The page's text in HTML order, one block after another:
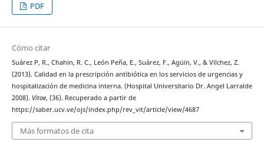
PDF
Cómo citar
Suárez P, R., Chahin, R. C., León Peña, E., Suárez, F., Agüin, V., & Vilchez, Z.
(2013). Calidad en la prescripción antibiótica en los servicios de urgencias y
hospitalización de medicina interna. (Hospital Universitario Dr. Angel Larralde
2008). Vitae, (36). Recuperado a partir de
https://saber.ucv.ve/ojs/index.php/rev_vit/article/view/4687
Más formatos de cita